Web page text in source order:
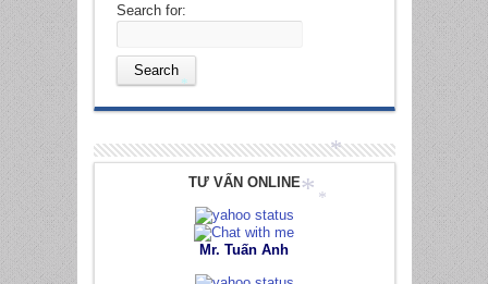
Search for:
TƯ VẤN ONLINE
Mr. Tuấn Anh
*